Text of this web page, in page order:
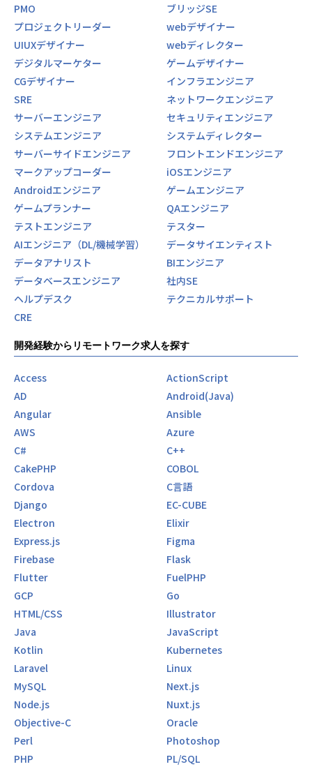
PMO
ブリッジSE
プロジェクトリーダー
webデザイナー
UIUXデザイナー
webディレクター
デジタルマーケター
ゲームデザイナー
CGデザイナー
インフラエンジニア
SRE
ネットワークエンジニア
サーバーエンジニア
セキュリティエンジニア
システムエンジニア
システムディレクター
サーバーサイドエンジニア
フロントエンドエンジニア
マークアップコーダー
iOSエンジニア
Androidエンジニア
ゲームエンジニア
ゲームプランナー
QAエンジニア
テストエンジニア
テスター
AIエンジニア（DL/機械学習）
データサイエンティスト
データアナリスト
BIエンジニア
データベースエンジニア
社内SE
ヘルプデスク
テクニカルサポート
CRE
開発経験からリモートワーク求人を探す
Access
ActionScript
AD
Android(Java)
Angular
Ansible
AWS
Azure
C#
C++
CakePHP
COBOL
Cordova
C言語
Django
EC-CUBE
Electron
Elixir
Express.js
Figma
Firebase
Flask
Flutter
FuelPHP
GCP
Go
HTML/CSS
Illustrator
Java
JavaScript
Kotlin
Kubernetes
Laravel
Linux
MySQL
Next.js
Node.js
Nuxt.js
Objective-C
Oracle
Perl
Photoshop
PHP
PL/SQL